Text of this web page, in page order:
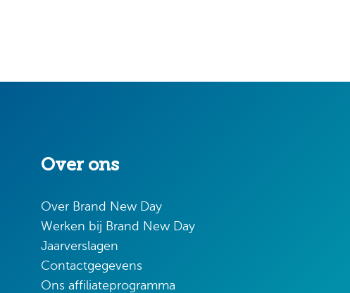
Over ons
Over Brand New Day
Werken bij Brand New Day
Jaarverslagen
Contactgegevens
Ons affiliateprogramma